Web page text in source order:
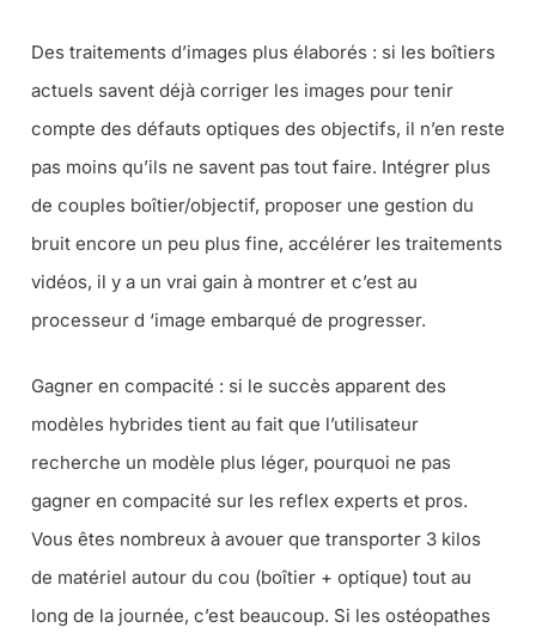
Des traitements d’images plus élaborés : si les boîtiers
actuels savent déjà corriger les images pour tenir
compte des défauts optiques des objectifs, il n’en reste
pas moins qu’ils ne savent pas tout faire. Intégrer plus
de couples boîtier/objectif, proposer une gestion du
bruit encore un peu plus fine, accélérer les traitements
vidéos, il y a un vrai gain à montrer et c’est au
processeur d ‘image embarqué de progresser.
Gagner en compacité : si le succès apparent des
modèles hybrides tient au fait que l’utilisateur
recherche un modèle plus léger, pourquoi ne pas
gagner en compacité sur les reflex experts et pros.
Vous êtes nombreux à avouer que transporter 3 kilos
de matériel autour du cou (boîtier + optique) tout au
long de la journée, c’est beaucoup. Si les ostéopathes